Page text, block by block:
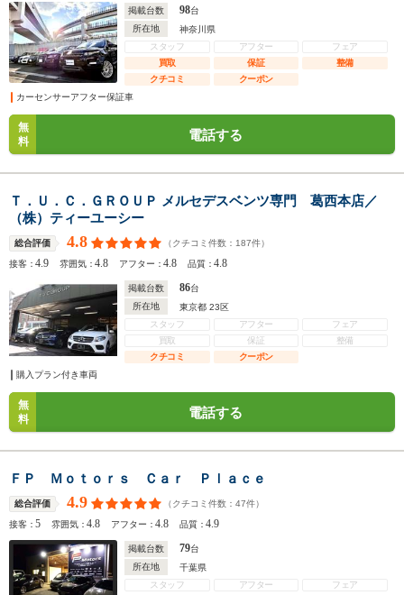
掲載台数 98台
所在地
神奈川県
スタッフ
アフター
フェア
買取
保証
整備
クチコミ
クーポン
カーセンサーアフター保証車
無
料
電話する
Ｔ．Ｕ．Ｃ．ＧＲＯＵＰ メルセデスベンツ専門 葛西本店／
（株）ティーユーシー
総合評価 4.8 （クチコミ件数： 187件）
接客：4.9 雰囲気：4.8 アフター：4.8 品質：4.8
掲載台数 86台
所在地
東京都 23区
スタッフ
アフター
フェア
買取
保証
整備
クチコミ
クーポン
購入プラン付き車両
無
料
電話する
ＦＰ Ｍｏｔｏｒｓ Ｃａｒ Ｐｌａｃｅ
総合評価 4.9 （クチコミ件数： 47件）
接客：5 雰囲気：4.8 アフター：4.8 品質：4.9
掲載台数 79台
所在地
千葉県
スタッフ
アフター
フェア